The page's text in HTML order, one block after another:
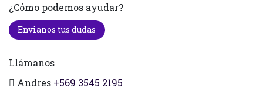
¿Cómo podemos ayudar?
Envianos tus dudas
Llámanos
Andres +569 3545 2195